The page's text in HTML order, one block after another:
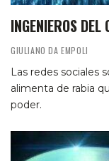
INGENIEROS DEL
GIULIANO DA EMPOLI
Las redes sociales
alimenta de rabia
poder.